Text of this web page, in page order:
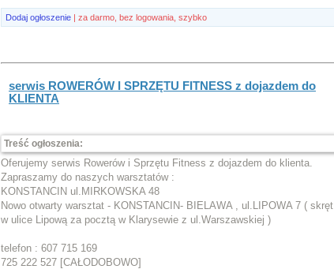
Dodaj ogłoszenie | za darmo, bez logowania, szybko
serwis ROWERÓW I SPRZĘTU FITNESS z dojazdem do
KLIENTA
Treść ogłoszenia:
Oferujemy serwis Rowerów i Sprzętu Fitness z dojazdem do klienta.
Zapraszamy do naszych warsztatów :
KONSTANCIN ul.MIRKOWSKA 48
Nowo otwarty warsztat - KONSTANCIN- BIELAWA , ul.LIPOWA 7 ( skręt
w ulice Lipową za pocztą w Klarysewie z ul.Warszawskiej )
telefon : 607 715 169
725 222 527 [CAŁODOBOWO]